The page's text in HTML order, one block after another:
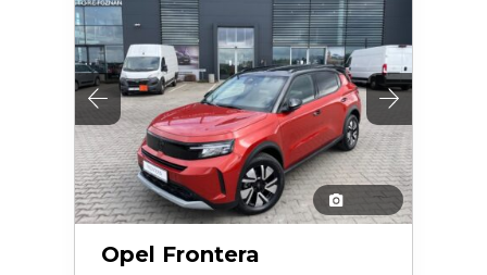
Opel Frontera